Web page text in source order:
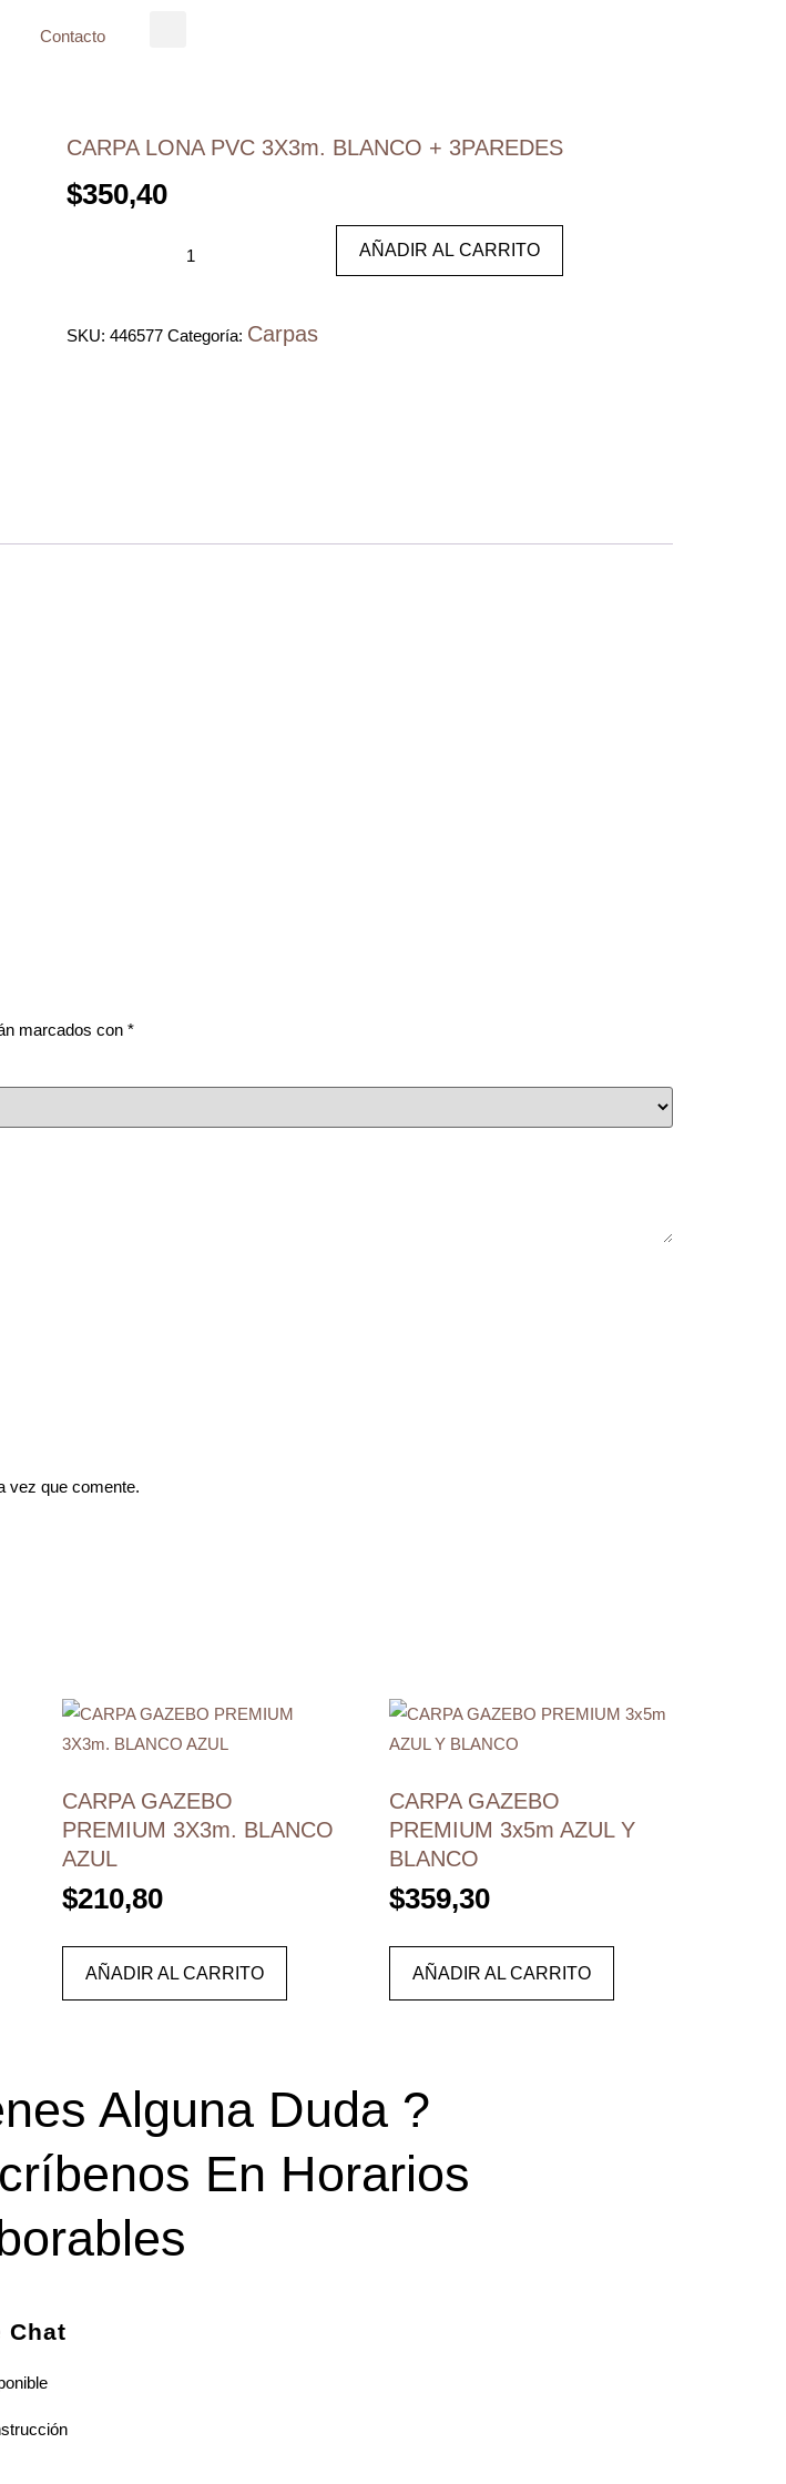
Contacto
CARPA LONA PVC 3X3m. BLANCO + 3PAREDES
$350,40
AÑADIR AL CARRITO
SKU: 446577 Categoría: Carpas
marcados con *
vez que comente.
CARPA GAZEBO
PREMIUM 3X3m. BLANCO
AZUL
$210,80
AÑADIR AL CARRITO
CARPA GAZEBO
PREMIUM 3x5m AZUL Y
BLANCO
$359,30
AÑADIR AL CARRITO
Alguna Duda ?
En Horarios
Chat